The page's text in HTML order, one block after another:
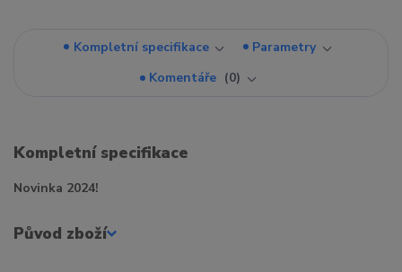
Kompletní specifikace
Parametry
Komentáře
0
Kompletní specifikace
Novinka 2024!
Původ zboží